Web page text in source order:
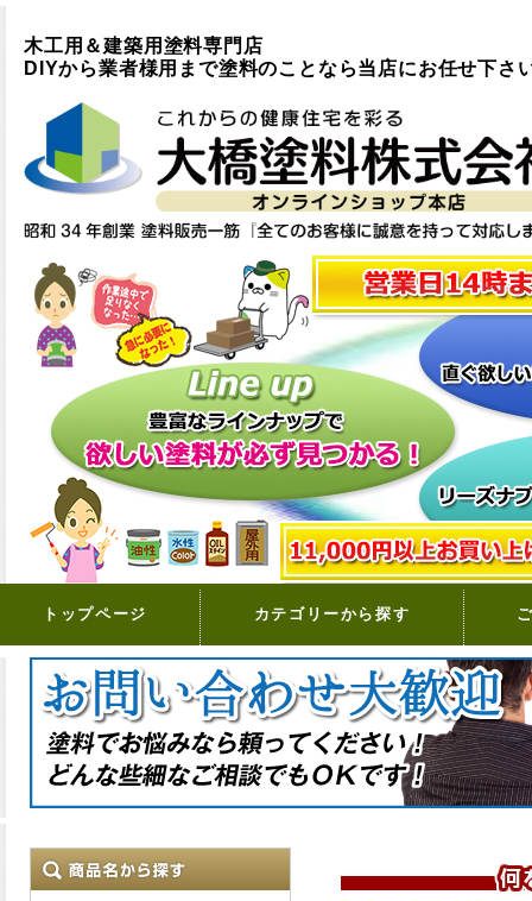
木工用＆建築用塗料専門店
DIYから業者様用まで塗料のことなら当店にお任せ下さ
トップページ カテゴリーから探す